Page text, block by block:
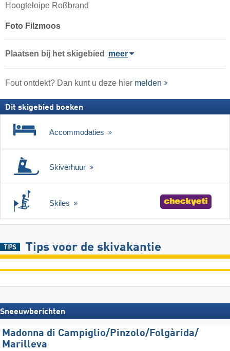
Hoogteloipe Roßbrand
Foto Filzmoos
Plaatsen bij het skigebied meer
Fout ontdekt? Dan kunt u deze hier melden
Dit skigebied boeken
Accommodaties
Skiverhuur
Skiles
Tips voor de skivakantie
Sneeuwberichten
Madonna di Campiglio/​Pinzolo/​Folgàrida/​
Marilleva